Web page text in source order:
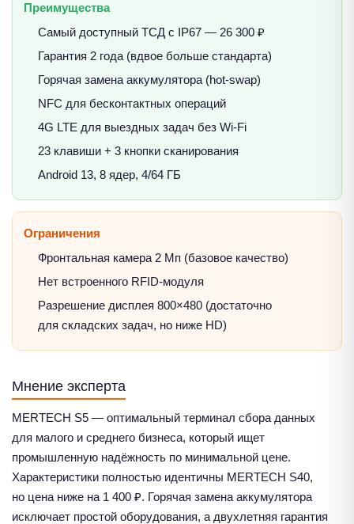
Преимущества
Самый доступный ТСД с IP67 — 26 300 ₽
Гарантия 2 года (вдвое больше стандарта)
Горячая замена аккумулятора (hot-swap)
NFC для бесконтактных операций
4G LTE для выездных задач без Wi-Fi
23 клавиши + 3 кнопки сканирования
Android 13, 8 ядер, 4/64 ГБ
Ограничения
Фронтальная камера 2 Мп (базовое качество)
Нет встроенного RFID-модуля
Разрешение дисплея 800×480 (достаточно
для складских задач, но ниже HD)
Мнение эксперта
MERTECH S5 — оптимальный терминал сбора данных
для малого и среднего бизнеса, который ищет
промышленную надёжность по минимальной цене.
Характеристики полностью идентичны MERTECH S40,
но цена ниже на 1 400 ₽. Горячая замена аккумулятора
исключает простой оборудования, а двухлетняя гарантия